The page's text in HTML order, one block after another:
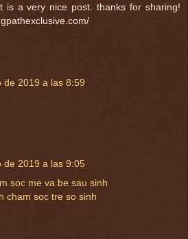
is a very nice post. thanks for sharing!
de 2019 a las 8:59
de 2019 a las 9:05
soc me va be sau sinh
cham soc tre so sinh